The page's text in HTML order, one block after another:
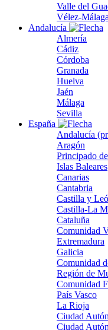
Valle del
Vélez-Málaga
Andalucía
Almería
Cádiz
Córdoba
Granada
Huelva
Jaén
Málaga
Sevilla
España
Andalucía
Aragón
Principado
Islas Baleares
Canarias
Cantabria
Castilla y
Castilla-La
Cataluña
Comunidad
Extremadura
Galicia
Comunidad
Región de
Comunidad
País Vasco
La Rioja
Ciudad
Ciudad